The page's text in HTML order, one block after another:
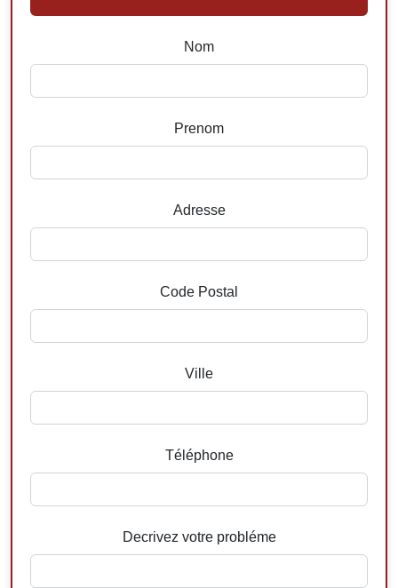
Nom
Prenom
Adresse
Code Postal
Ville
Téléphone
Decrivez votre probléme